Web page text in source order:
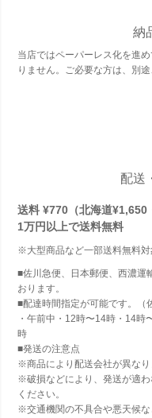
納
当店ではペーパーレス化を進
りません。ご必要な方は、別途
配送
送料 ¥770（北海道¥1,650
1万円以上で送料無料
※大型商品など一部送料無料対
■佐川急便、日本郵便、西濃運
おります。
■配達時間指定が可能です。（
・午前中・12時〜14時・14
時
■発送の注意点
※商品により配送会社が異なり
※破損などにより、発送が適
ください。
※交通機関の不具合や悪天候